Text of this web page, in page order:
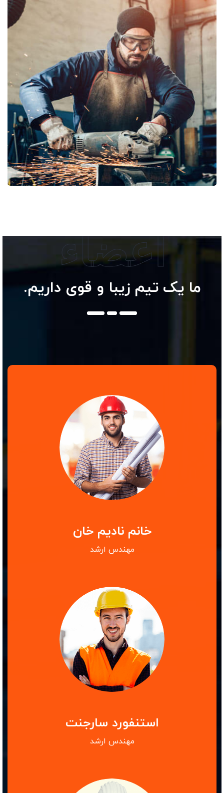
اعضاء
ما یک تیم زیبا و قوی داریم.
خانم نادیم خان
مهندس ارشد
استنفورد سارجنت
مهندس ارشد